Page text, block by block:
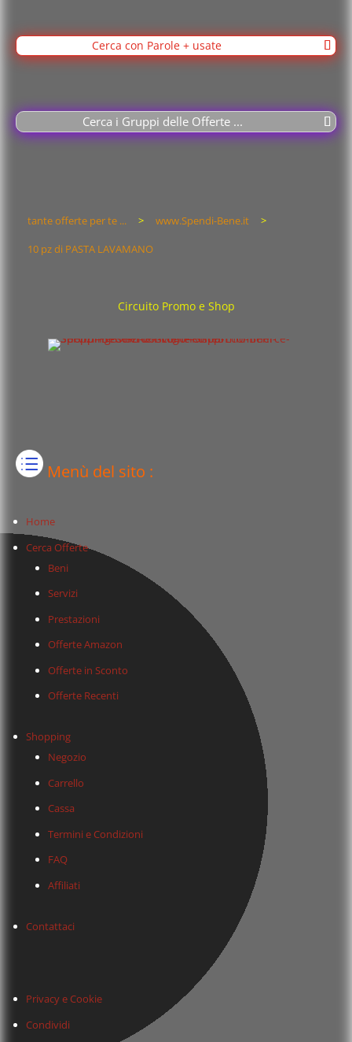
Cerca con Parole + usate
Cerca i Gruppi delle Offerte ...
tante offerte per te ... > www.Spendi-Bene.it
>
10 pz di PASTA LAVAMANO
Circuito Promo e Shop
Menù del sito :
Home
Cerca Offerte
Beni
Servizi
Prestazioni
Offerte Amazon
Offerte in Sconto
Offerte Recenti
Shopping
Negozio
Carrello
Cassa
Termini e Condizioni
FAQ
Affiliati
Contattaci
Privacy e Cookie
Condividi